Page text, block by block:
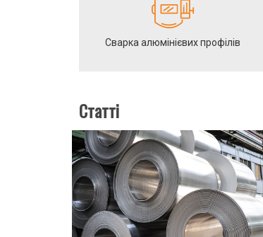
Сварка алюмінієвих профілів
Статті